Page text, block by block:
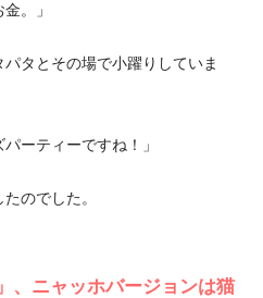
。」
タとその場で小躍りしていま
ーティーですね！」
のでした。
、ニャッホバージョンは猫